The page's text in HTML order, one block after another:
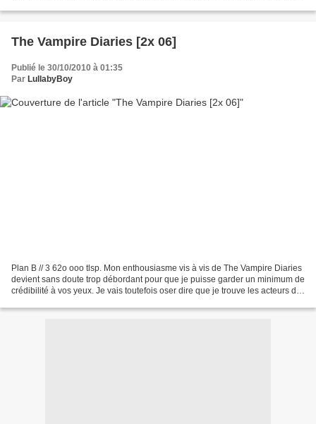
The Vampire Diaries [2x 06]
Publié le 30/10/2010 à 01:35
Par LullabyBoy
Plan B // 3 62o ooo tlsp. Mon enthousiasme vis à vis de The Vampire Diaries
devient sans doute trop débordant pour que je puisse garder un minimum de
crédibilité à vos yeux. Je vais toutefois oser dire que je trouve les acteurs de